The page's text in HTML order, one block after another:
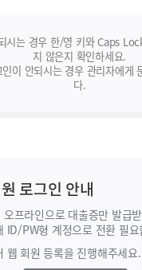
시는 경우 한/영 키와 Caps
지 않은지 확인하세요.
이 안되시는 경우 관리자에게
다.
로그인 안내
프라인으로 대출증만 발급
ID/PW형 계정으로 전환 필요
웹 회원 등록을 진행해주세요.